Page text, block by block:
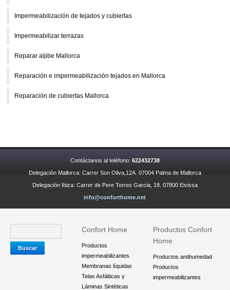
Impermeabilización de tejados y cubiertas
Impermeabilizar terrazas
Reparar aljibe Mallorca
Reparación e impermeabilización tejados en Mallorca
Reparación de cubiertas Mallorca
Contáctanos al teléfono: 622432738
Delegación Mallorca: Carrer Son Oliva,12A. 07004 Palma de Mallorca
Delegación Ibiza: Carrer de Pere Torres Garcia, 18. 07800 Eivissa
info@conforthome.net
Confort Home
Productos
impermeabilizantes
Membranas líquidas
Telas Asfálticas y
Láminas Sintéticas
Productos Confort
Home
Productos antihumedad
Productos
impermeabilizantes